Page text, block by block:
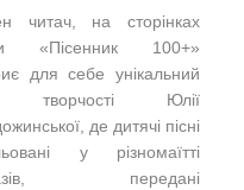
читач, на сторінках
«Пісенник 100+»
для себе унікальний
творчості Юлії
де дитячі пісні
у різномаїтті
передані